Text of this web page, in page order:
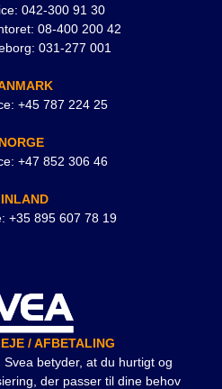
042-300 91 30
08-400 200 42
031-277 001
+45 787 224 25
NORGE
+47 852 306 46
+35 895 607 78 19
/ AFBETALING
betyder, at du hurtigt og
der passer til dine behov